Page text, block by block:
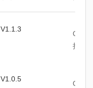
V1.1.3
持安
V1.0.5